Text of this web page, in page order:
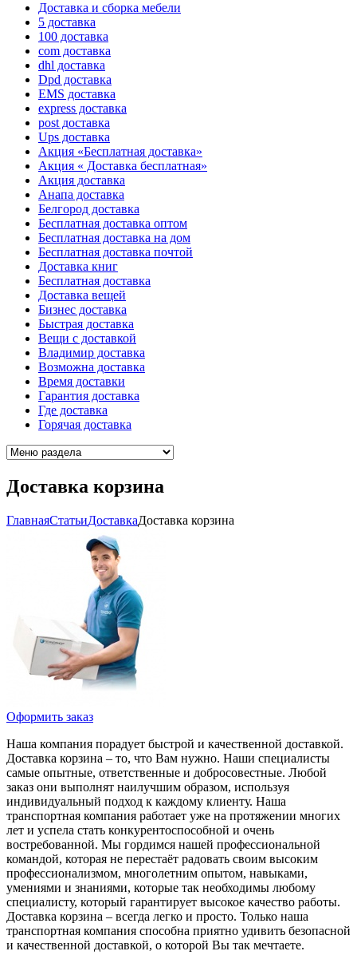
Доставка и сборка мебели
5 доставка
100 доставка
com доставка
dhl доставка
Dpd доставка
EMS доставка
express доставка
post доставка
Ups доставка
Акция «Бесплатная доставка»
Акция « Доставка бесплатная»
Акция доставка
Анапа доставка
Белгород доставка
Бесплатная доставка оптом
Бесплатная доставка на дом
Бесплатная доставка почтой
Доставка книг
Бесплатная доставка
Доставка вещей
Бизнес доставка
Быстрая доставка
Вещи с доставкой
Владимир доставка
Возможна доставка
Время доставки
Гарантия доставка
Где доставка
Горячая доставка
Доставка корзина
ГлавнаяCтатьиДоставкаДоставка корзина
Оформить заказ
Наша компания порадует быстрой и качественной доставкой.
Доставка корзина – то, что Вам нужно. Наши специалисты
самые опытные, ответственные и добросовестные. Любой
заказ они выполнят наилучшим образом, используя
индивидуальный подход к каждому клиенту. Наша
транспортная компания работает уже на протяжении многих
лет и успела стать конкурентоспособной и очень
востребованной. Мы гордимся нашей профессиональной
командой, которая не перестаёт радовать своим высоким
профессионализмом, многолетним опытом, навыками,
умениями и знаниями, которые так необходимы любому
специалисту, который гарантирует высокое качество работы.
Доставка корзина – всегда легко и просто. Только наша
транспортная компания способна приятно удивить безопасной
и качественной доставкой, о которой Вы так мечтаете.